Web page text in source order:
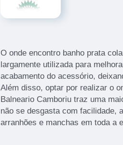
O onde encontro banho prata
largamente utilizada para
acabamento do acessório,
Além disso, optar por realizar o
Balneario Camboriu traz uma
não se desgasta com facilidade,
arranhões e manchas em toda a